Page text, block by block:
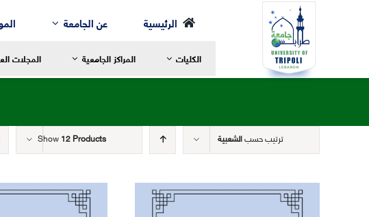
الرئيسية عن الجامعة
الكليات
مرحلة الإجازة
الخطة الدراسية
اللغة العربية
المراكز الجامعية المجلات
ترتيب حسب الشعبية Show 12 Products